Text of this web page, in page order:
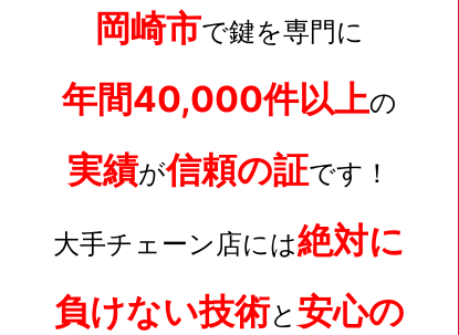
岡崎市で鍵を専門に
年間40,000件以上の
実績が信頼の証です！
大手チェーン店には絶対に
負けない技術と 安心の